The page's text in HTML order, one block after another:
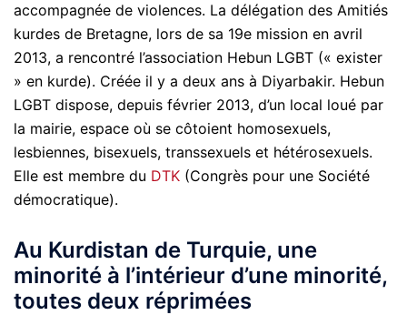
accompagnée de violences. La délégation des Amitiés
kurdes de Bretagne, lors de sa 19e mission en avril
2013, a rencontré l’association Hebun LGBT (« exister
» en kurde). Créée il y a deux ans à Diyarbakir. Hebun
LGBT dispose, depuis février 2013, d’un local loué par
la mairie, espace où se côtoient homosexuels,
lesbiennes, bisexuels, transsexuels et hétérosexuels.
Elle est membre du DTK (Congrès pour une Société
démocratique).
Au Kurdistan de Turquie, une
minorité à l’intérieur d’une minorité,
toutes deux réprimées